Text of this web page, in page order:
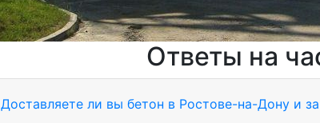
Ответы на
Доставляете ли вы бетон в Ростове-на-Дону и